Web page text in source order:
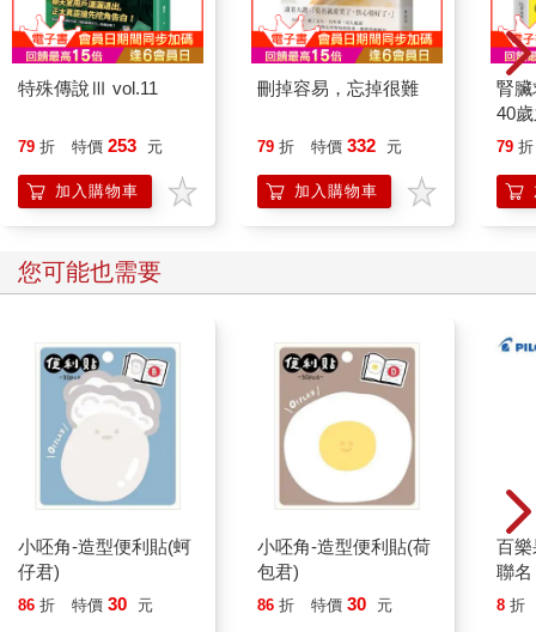
一來，就會覺得那是有意義的宇宙透過人生事件（尤其是負面事
件）來觸動你。你可以藉由這些靈性技能的協助，從日常事件中
找到意義，跟宇宙產生連結。
實驗看看吧，下次當你面對負面事件時，請運用這套觀念，觀察
自己的感受。只要保持開放的胸襟並且定期這樣做，就會開始體
會到事件具有的重大意義。你的所有體驗將有所改變。訓練自己
把事件當成導師，就能把真實的體驗化為觀念的根基。
有些時候，身為醫生，不開藥並不容易。偶爾患者會堅持要我開
藥，但為了對方好，我必須回絕。如百憂解（Prozac）等抗憂鬱
劑使用得當的話，會是天賜之物，但在某些情況下，抗憂鬱劑可
能比憂鬱症本身更糟糕。
喬的情況就是這樣，三十歲的他是位英語教授，在菁英學院教
書。充滿魅力，在階梯大講堂和社交活動中都是光芒四射。除此
之外，他還是個才華洋溢的小說家，出版過一本暢銷書。問題是
只要他一閒下來，就會化成一灘爛泥，等到要講課或參加簽書會
的時候，才會有生氣。週末的狀況不好，學期中假日或暑假時的
特殊傳說Ⅲ vol.11
79 折 特價 253 元
加入購物車
刪掉容易，忘掉很難
79 折 特價 332 元
加入購物車
腎
40
就
79 折
您可能也需要
小呸角-造型便利貼(蚵
仔君)
86 折 特價 30 元
小呸角-造型便利貼(荷
包君)
86 折 特價 30 元
百
聯
8 折